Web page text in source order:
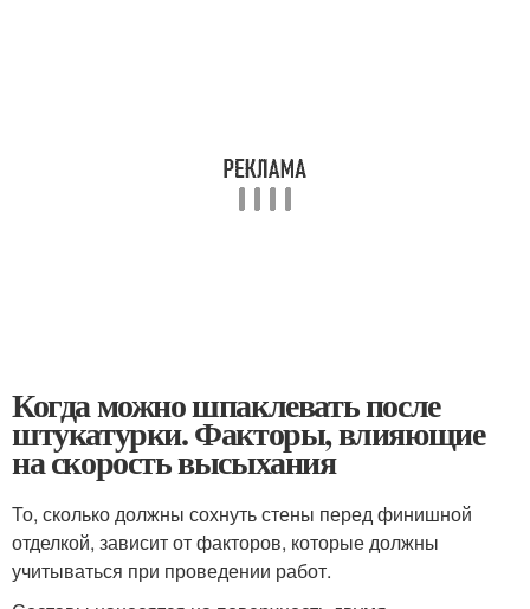
Когда можно шпаклевать после
штукатурки. Факторы, влияющие
на скорость высыхания
То, сколько должны сохнуть стены перед финишной
отделкой, зависит от факторов, которые должны
учитываться при проведении работ.